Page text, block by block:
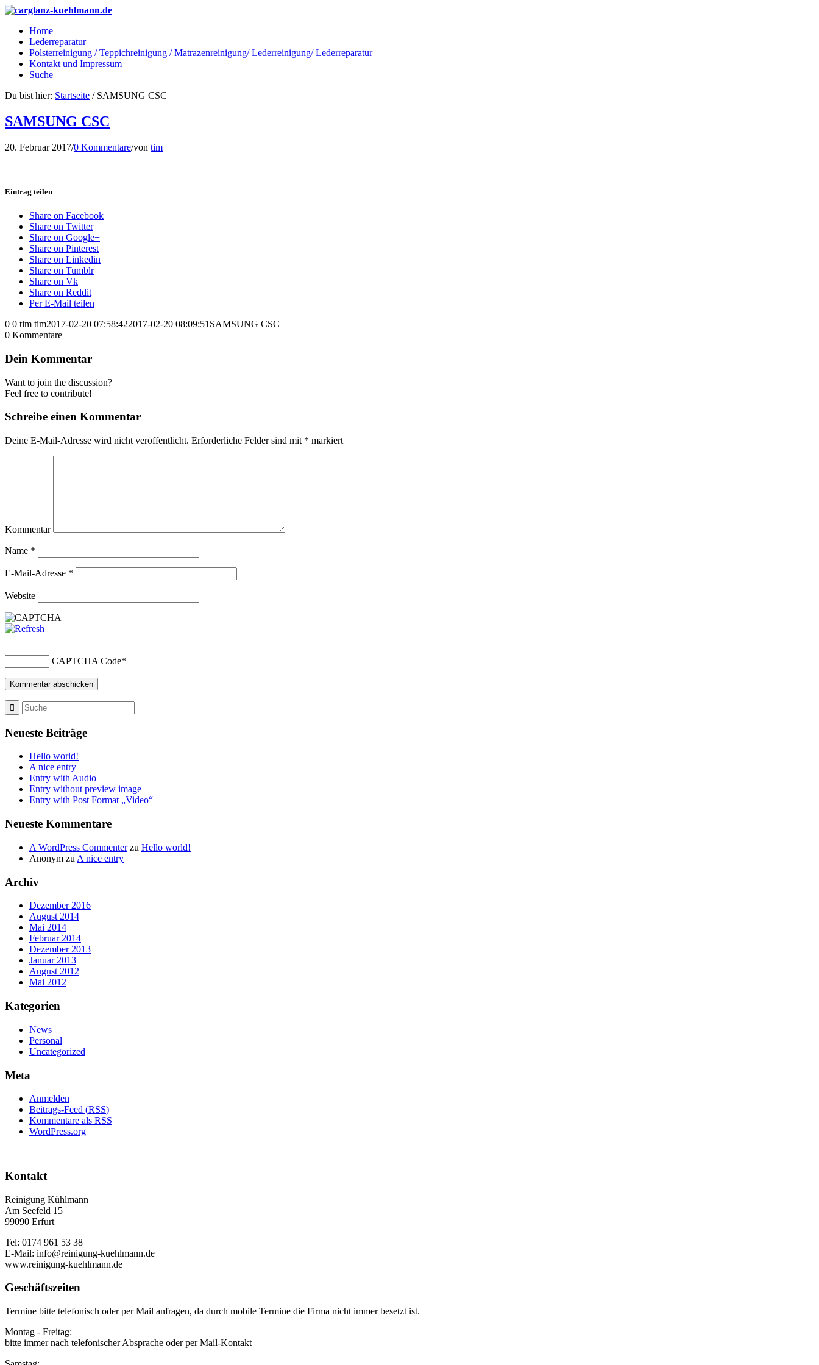
Home
Lederreparatur
Polsterreinigung / Teppichreinigung / Matrazenreinigung/ Lederreinigung/ Lederreparatur
Kontakt und Impressum
Suche
Du bist hier: Startseite / SAMSUNG CSC
SAMSUNG CSC
20. Februar 2017/0 Kommentare/von tim
Eintrag teilen
Share on Facebook
Share on Twitter
Share on Google+
Share on Pinterest
Share on Linkedin
Share on Tumblr
Share on Vk
Share on Reddit
Per E-Mail teilen
0 0 tim tim2017-02-20 07:58:422017-02-20 08:09:51 SAMSUNG CSC
0 Kommentare
Dein Kommentar
Want to join the discussion?
Feel free to contribute!
Schreibe einen Kommentar
Deine E-Mail-Adresse wird nicht veröffentlicht. Erforderliche Felder sind mit * markiert
Kommentar
Name *
E-Mail-Adresse *
Website
CAPTCHA Code*
Neueste Beiträge
Hello world!
A nice entry
Entry with Audio
Entry without preview image
Entry with Post Format „Video“
Neueste Kommentare
A WordPress Commenterzu Hello world!
Anonym zu A nice entry
Archiv
Dezember 2016
August 2014
Mai 2014
Februar 2014
Dezember 2013
Januar 2013
August 2012
Mai 2012
Kategorien
News
Personal
Uncategorized
Meta
Anmelden
Beitrags-Feed (RSS)
Kommentare als RSS
WordPress.org
Kontakt
Reinigung Kühlmann
Am Seefeld 15
99090 Erfurt
Tel: 0174 961 53 38
E-Mail: info@reinigung-kuehlmann.de
www.reinigung-kuehlmann.de
Geschäftszeiten
Termine bitte telefonisch oder per Mail anfragen, da durch mobile Termine die Firma nicht immer besetzt ist.
Montag - Freitag:
bitte immer nach telefonischer Absprache oder per Mail-Kontakt